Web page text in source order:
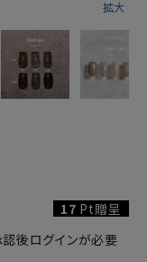
17 Pt贈呈
後ログインが必要